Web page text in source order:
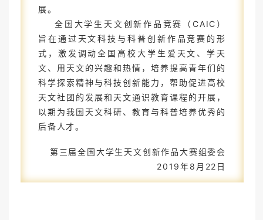
展。
全国大学生天文创新作品竞赛（CAIC）
旨在通过天文科技与科普创新作品竞赛的形
式，激发调动全国高校大学生爱天文、学天
文、用天文的兴趣和热情，培养提高青年们的
科学探索精神与科技创新能力，帮助促进高校
天文社团的发展和天文通识教育课程的开展，
以期为我国天文科研、教育与科普培养优秀的
后备人才。
第三届全国大学生天文创新作品大赛组委会
2019年8月22日